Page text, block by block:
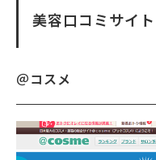
美容口コミサイト
＠コスメ